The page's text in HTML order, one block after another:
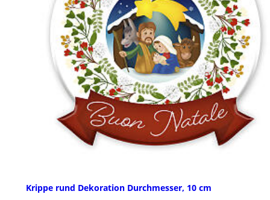
Krippe rund Dekoration Durchmesser, 10 cm